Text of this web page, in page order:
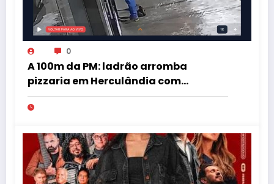
0
A 100m da PM: ladrão arromba
pizzaria em Herculândia com
patinete furtado